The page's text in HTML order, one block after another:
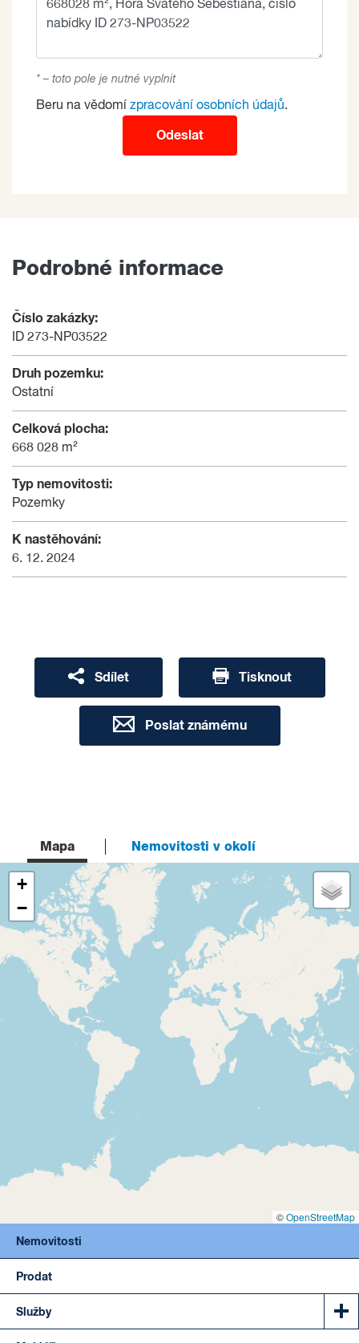
* – toto pole je nutné vyplnit
Beru na vědomí zpracování osobních údajů.
Odeslat
Podrobné informace
Číslo zakázky:
ID 273-NP03522
Druh pozemku:
Ostatní
Celková plocha:
668 028 m²
Typ nemovitosti:
Pozemky
K nastěhování:
6. 12. 2024
Sdílet Tisknout
Poslat známému
Mapa Nemovitosti v okolí
+
−
©OpenStreetMap
Nemovitosti
Prodat
Služby